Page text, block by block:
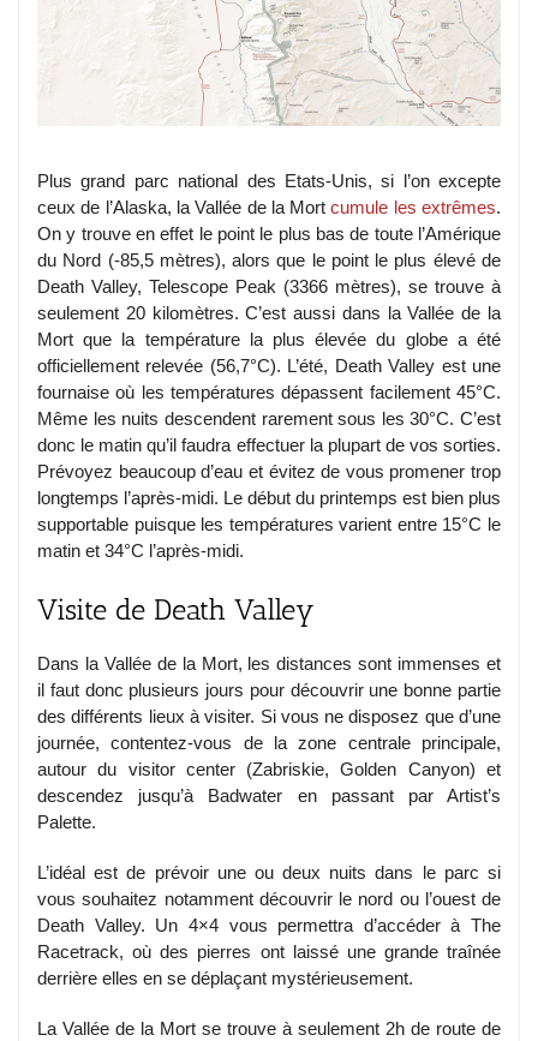
Plus grand parc national des Etats-Unis, si l’on excepte
ceux de l’Alaska, la Vallée de la Mortcumule les extrêmes.
On y trouve en effet le point le plus bas de toute l’Amérique
du Nord (-85,5 mètres), alors que le point le plus élevé de
Death Valley, Telescope Peak (3366 mètres), se trouve à
seulement 20 kilomètres. C’est aussi dans la Vallée de la
Mort que la température la plus élevée du globe a été
officiellement relevée (56,7°C). L’été, Death Valley est une
fournaise où les températures dépassent facilement 45°C.
Même les nuits descendent rarement sous les 30°C. C’est
donc le matin qu’il faudra effectuer la plupart de vos sorties.
Prévoyez beaucoup d’eau et évitez de vous promener trop
longtemps l’après-midi. Le début du printemps est bien plus
supportable puisque les températures varient entre 15°C le
matin et 34°C l’après-midi.
Visite de Death Valley
Dans la Vallée de la Mort, les distances sont immenses et
il faut donc plusieurs jours pour découvrir une bonne partie
des différents lieux à visiter. Si vous ne disposez que d’une
journée, contentez-vous de la zone centrale principale,
autour du visitor center (Zabriskie, Golden Canyon) et
descendez jusqu’à Badwater en passant par Artist’s
Palette.
L’idéal est de prévoir une ou deux nuits dans le parc si
vous souhaitez notamment découvrir le nord ou l’ouest de
Death Valley. Un 4×4 vous permettra d’accéder à The
Racetrack, où des pierres ont laissé une grande traînée
derrière elles en se déplaçant mystérieusement.
La Vallée de la Mort se trouve à seulement 2h de route de